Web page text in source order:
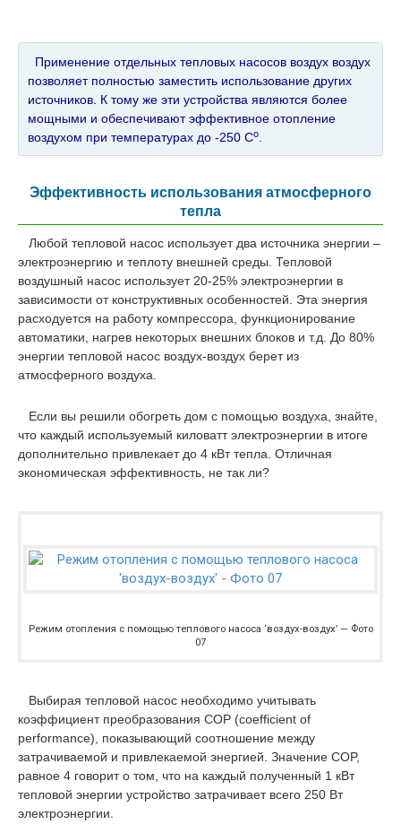
Применение отдельных тепловых насосов воздух воздух
позволяет полностью заместить использование других
источников. К тому же эти устройства являются более
мощными и обеспечивают эффективное отопление
воздухом при температурах до -250 Со
Эффективность использования атмосферного
тепла
Любой тепловой насос использует два источника энергии –
электроэнергию и теплоту внешней среды. Тепловой
воздушный насос использует 20-25% электроэнергии в
зависимости от конструктивных особенностей. Эта энергия
расходуется на работу компрессора, функционирование
автоматики, нагрев некоторых внешних блоков и т.д. До 80%
энергии тепловой насос воздух-воздух берет из
атмосферного воздуха.
Если вы решили обогреть дом с помощью воздуха, знайте,
что каждый используемый киловатт электроэнергии в итоге
дополнительно привлекает до 4 кВт тепла. Отличная
экономическая эффективность, не так ли?
Режим отопления с помощью теплового насоса ‘воздух-воздух’ — Фото
07
Выбирая тепловой насос необходимо учитывать
коэффициент преобразования COP (coefficient of
performance), показывающий соотношение между
затрачиваемой и привлекаемой энергией. Значение COP,
равное 4 говорит о том, что на каждый полученный 1 кВт
тепловой энергии устройство затрачивает всего 250 Вт
электроэнергии.